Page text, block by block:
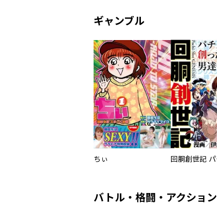
ギャンブル
ちぃ
バトル・格闘・アクション